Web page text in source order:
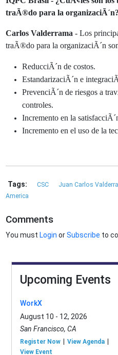
traÃ®do para la organizaciÃ´n?
Carlos Valderrama - Los
traÃ®do para la organizaciÃ´n
ReducciÃ´n de costos.
EstandarizaciÃ´n e
PrevenciÃ´n de riesgos a
controles.
Incremento en la
Incremento en el uso de la
Tags: CSC Juan Carlos
America
Comments
You must Login orSubscribe to
Upcoming Events
WorkX
August 10 - 12, 2026
San Francisco, CA
Register Now
View Agenda
View Event